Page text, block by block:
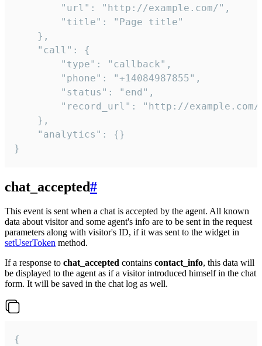
        "url": "http://example.com/",
        "title": "Page title"
    },
    "call": {
        "type": "callback",
        "phone": "+14084987855",
        "status": "end",
"record_url": "http://
    },
    "analytics": {}
}
chat_accepted#
This event is sent when a chat is accepted by the agent. All known
data about visitor and some agent's info are to be sent in the request
parameters along with visitor's ID, if it was sent to the widget in
setUserToken method.
If a response to chat_accepted contains contact_info, this data will
be displayed to the agent as if a visitor introduced himself in the chat
form. It will be saved in the chat log as well.
{